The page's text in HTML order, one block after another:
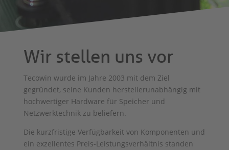
Wir stellen uns vor
Tecowin wurde im Jahre 2003 mit dem Ziel
gegründet, seine Kunden herstellerunabhängig mit
hochwertiger Hardware für Speicher und
Netzwerktechnik zu beliefern.
Die kurzfristige Verfügbarkeit von Komponenten und
ein exzellentes Preis-Leistungsverhältnis standen